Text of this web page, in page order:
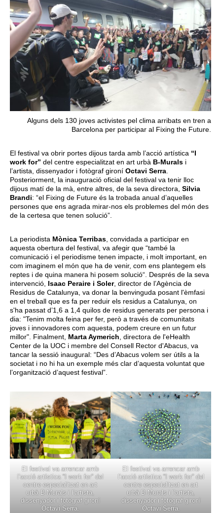
Alguns dels 130 joves activistes pel clima arribats en tren a
Barcelona per participar al Fixing the Future.
El festival va obrir portes dijous tarda amb l’acció artística “I
work for” del centre especialitzat en art urbà B-Murals i
l’artista, dissenyador i fotògraf gironí Octavi Serra
Posteriorment, la inauguració oficial del festival va tenir lloc
dijous matí de la mà, entre altres, de la seva directora, Silvia
Brandi: “el Fixing de Future és la trobada anual d’aquelles
persones que ens agrada mirar-nos els problemes del món des
de la certesa que tenen solució”.
La periodista Mònica Terribas , convidada a participar en
aquesta obertura del festival, va afegir que “també la
comunicació i el periodisme tenen impacte, i molt important, en
com imaginem el món que ha de venir, com ens plantegem els
reptes i de quina manera hi posem solució“. Després de la seva
intervenció, Isaac Peraire i Soler, director de l’Agència de
Residus de Catalunya, va donar la benvinguda posant l'èmfasi
en el treball que es fa per reduir els residus a Catalunya, on
s'ha passat d’1,6 a 1,4 quilos de residus generats per persona i
dia: "Tenim molta feina per fer, però a través de comunitats
joves i innovadores com aquesta, podem creure en un futur
millor". Finalment, Marta Aymerich , directora de l'eHealth
Center de la UOC i membre del Consell Rector d'Abacus, va
tancar la sessió inaugural: “Des d’Abacus volem ser útils a la
societat i no hi ha un exemple més clar d’aquesta voluntat que
l’organització d’aquest festival”.
El festival va arrencar amb
l’acció artística “I work for” del
centre especialitzat en art
urbà B-Murals i l’artista,
dissenyador i fotògraf gironí
Octavi Serra.
El festival va arrencar amb
l’acció artística “I work for” del
centre especialitzat en art
urbà B-Murals i l’artista,
dissenyador i fotògraf gironí
Octavi Serra.